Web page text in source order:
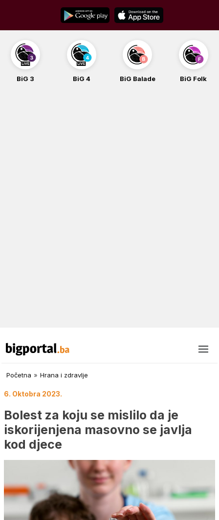
content
BiG 3 BiG 4 BiG Balade BiG Folk
Početna » Hrana i zdravlje
6. Oktobra 2023.
Bolest za koju se mislilo da je
iskorijenjena masovno se javlja
kod djece